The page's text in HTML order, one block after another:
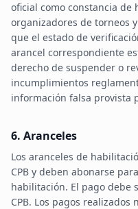
oficial como constancia de
organizadores de torneos
que el estado de
arancel correspondiente
derecho de suspender o
incumplimientos
información falsa provista
6. Aranceles
Los aranceles de
CPB y deben abonarse
habilitación. El pago debe
CPB. Los pagos